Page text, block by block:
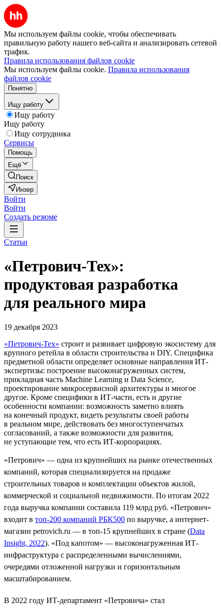
Мы используем файлы cookie, чтобы обеспечивать
правильную работу нашего веб-сайта и анализировать сетевой
трафик.
Правила использования файлов cookie
Мы используем файлы cookie. Правила использования
файлов cookie
Понятно
Ищу работу
Ищу работу
Ищу работу
Ищу сотрудника
Сервисы
Помощь
Ещё
Поиск
Инзер
Войти
Войти
Создать резюме
Статьи
«Петрович-Тех»:
продуктовая разработка
для реального мира
19 декабря 2023
«Петрович-Тех» строит и развивает цифровую экосистему для
крупного ретейла в области строительства и DIY. Специфика
предметной области определяет основные направления ИТ-
экспертизы: построение высоконагруженных систем,
прикладная часть Machine Learning и Data Science,
проектирование микросервисной архитектуры и многое
другое. Кроме специфики в ИТ-части, есть и другие
особенности компании: возможность заметно влиять
на конечный продукт, видеть результаты своей работы
в реальном мире, действовать без многоступенчатых
согласований, а также возможности для развития,
не уступающие тем, что есть ИТ-корпорациях.
«Петрович» — одна из крупнейших на рынке отечественных
компаний, которая специализируется на продаже
строительных товаров и комплектации объектов жилой,
коммерческой и социальной недвижимости. По итогам 2022
года выручка компании составила 119 млрд руб. «Петрович»
входит в топ-200 компаний РБК500 по выручке, а интернет-
магазин petrovich.ru — в топ-15 крупнейших в стране (Data
Insight, 2022). «Под капотом» — высоконагруженная ИТ-
инфраструктура с распределенными вычислениями,
очередями отложенной нагрузки и горизонтальным
масштабированием.
В 2022 году ИТ-департамент «Петровича» стал